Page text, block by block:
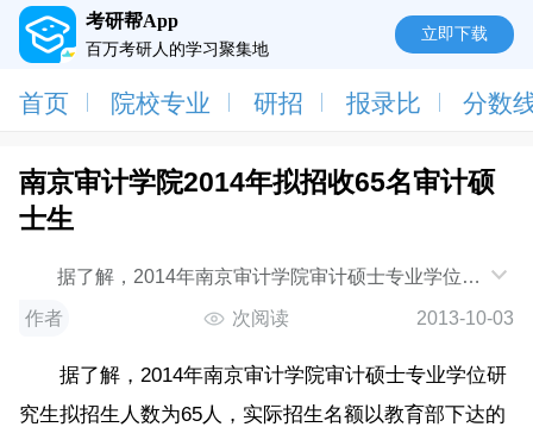
考研帮App
百万考研人的学习聚集地
立即下载
首页 院校专业 研招 报录比 分数
南京审计学院2014年拟招收65名审计硕
士生
据了解，2014年南京审计学院审计硕士专业学位研
究生拟招生人数为65人，实际招生名额以教育部下达的
招生计划
作者 次阅读 2013-10-03
据了解，2014年南京审计学院审计硕士专业学位研
究生拟招生人数为65人，实际招生名额以教育部下达的